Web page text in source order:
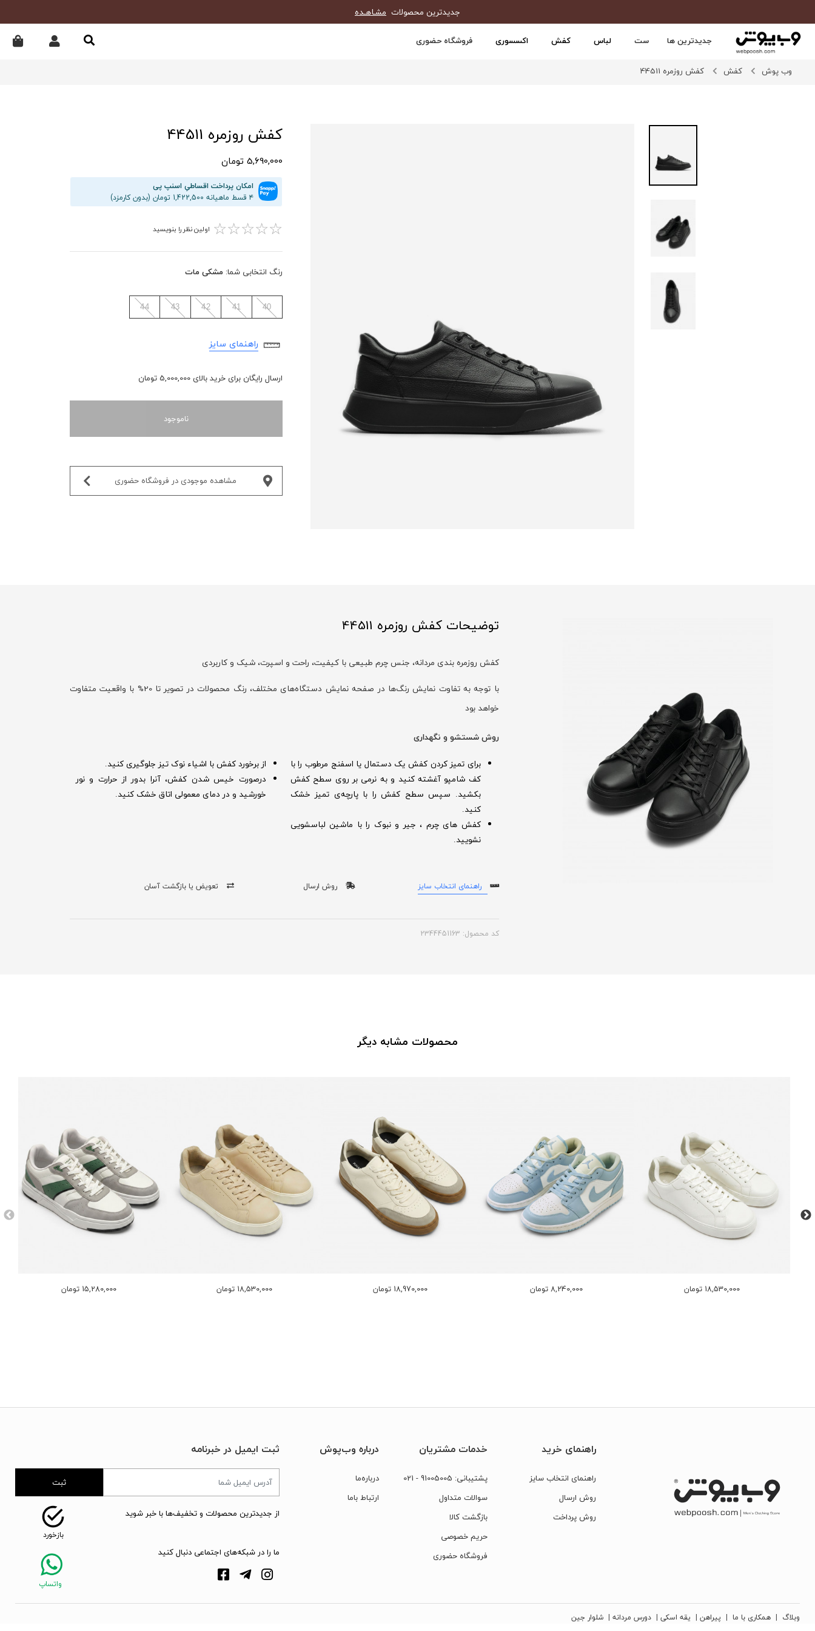
جدیدترین محصولات مشـاهـده
جدیدترین ها ست لباس کفش اکسسوری فروشگاه حضوری
وب پوش کفش کفش روزمره 44511
کفش روزمره 44511
5,690,000 تومان
امکان پرداخت اقساطیِ اسنپ پی
۴ قسط ماهیانه 1,422,500 تومان (بدون کارمزد)
☆
☆
☆
☆
☆ اولین نظر را بنویسید
رنگ انتخابی شما: مشکی مات
40
41
42
43
44
راهنمای سایز
ارسال رایگان برای خرید بالای 5,000,000 تومان
ناموجود
مشاهده موجودی در فروشگاه حضوری‌
توضیحات کفش روزمره 44511
کفش روزمره بندی مردانه، جنس چرم طبیعی با کیفیت، راحت و اسپرت، شیک و کاربردی
با توجه به تفاوت نمایش رنگ‌ها در صفحه نمایش دستگاه‌های مختلف، رنگ محصولات در تصویر تا 20% با واقعیت متفاوت
خواهد بود
روش شستشو و نگهداری
برای تمیز کردن کفش یک دستمال یا اسفنج مرطوب را با
کف شامپو آغشته کنید و به نرمی بر روی سطح کفش
بکشید. سپس سطح کفش را با پارچه‌ی تمیز خشک
کنید.
کفش های چرم ، جیر و نبوک را با ماشین لباسشویی
نشویید.
از برخورد کفش با اشیاء نوک تیز جلوگیری کنید.
درصورت خیس شدن کفش‌، آنرا بدور از حرارت و نور
خورشید و در دمای معمولی اتاق خشک کنید.
راهنمای انتخاب سایز روش ارسال تعویض یا بازگشت آسان
کد محصول: 2344451163
محصولات مشابه دیگر
15,280,000 تومان 18,530,000 تومان 18,970,000 تومان 8,240,000 تومان 18,530,000 تومان
راهنمای خرید
راهنمای انتخاب سایز
روش ارسال
روش پرداخت
خدمات مشتریان
پشتیبانی: 91005005
- 021
سوالات متداول
بازگشت کالا
حریم خصوصی
فروشگاه حضوری
درباره وب‌پوش
درباره‌ما
ارتباط‌ با‌ما
ثبت ایمیل در خبرنامه
ثبت
از جدیدترین محصولات و تخفیف‌ها با خبر شوید
ما را در شبکه‌های اجتماعی دنبال کنید
وبلاگ | همکاری با ما | پیراهن | یقه اسکی | دورس مردانه | شلوار جین